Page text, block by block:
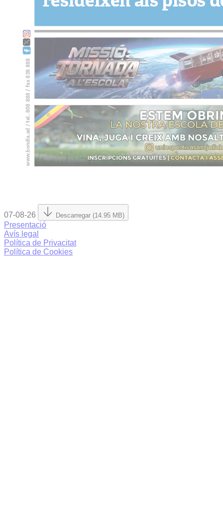
07-08-26 Descarregar (14.95 MB)
Presentació
Avís legal
Política de Privacitat
Política de Cookies